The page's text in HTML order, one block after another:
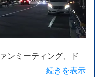
などをご用意して、
ックスしたものとな
ので、なんなりとご
ンミーティング、ド
ンサート、新橋演舞
続きを表示